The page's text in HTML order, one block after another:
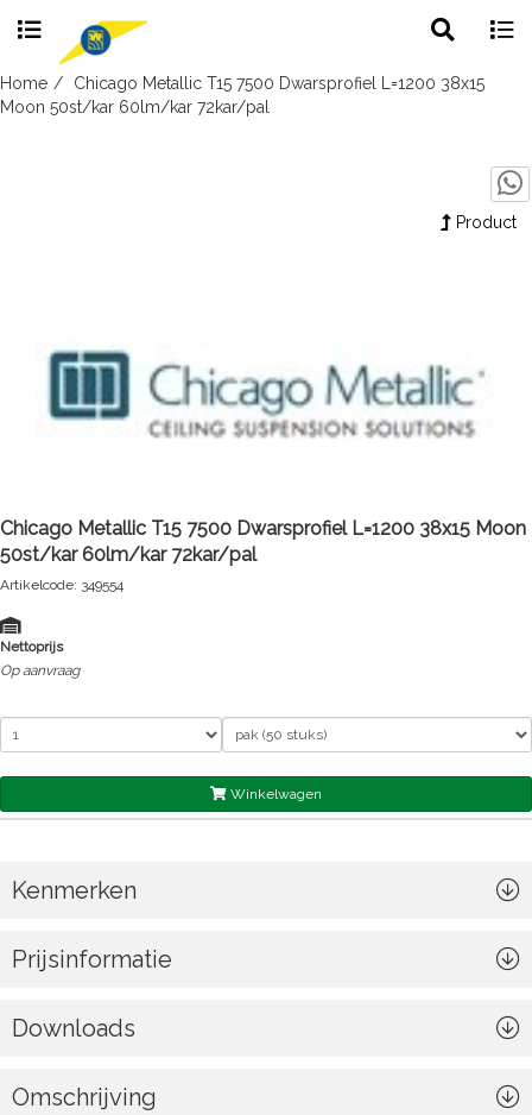
Skip
to
search
Home
Chicago Metallic T15 7500 Dwarsprofiel L=1200 38x15
Moon 50st/kar 60lm/kar 72kar/pal
Product
Chicago Metallic T15 7500 Dwarsprofiel L=1200 38x15 Moon
50st/kar 60lm/kar 72kar/pal
Artikelcode: 349554
Nettoprijs
Op aanvraag
Winkelwagen
Kenmerken
Prijsinformatie
Downloads
Omschrijving